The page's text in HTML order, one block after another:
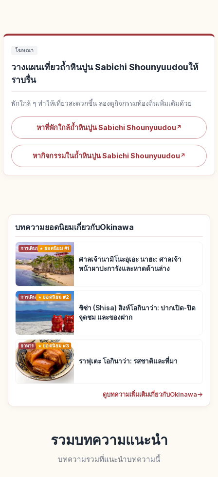
โฆษณา
วางแผนเที่ยวถ้ำหินปูน Sabichi Shounyuudouให้
ราบรื่น
พักใกล้ ๆ ทำให้เที่ยวสะดวกขึ้น ลองดูกิจกรรมท้องถิ่นเพิ่มเติมด้วย
หาที่พักใกล้ถ้ำหินปูน Sabichi Shounyuudou↗
หากิจกรรมในถ้ำหินปูน Sabichi Shounyuudou↗
บทความยอดนิยมเกี่ยวกับOkinawa
การเดินทาง ยอดนิยม #1
ศาลเจ้านามิโนะอุเอะ นาฮะ: ศาลเจ้า
หน้าผาปะการังและหาดด้านล่าง
การเดินทางยอดนิยม #2
ชิซ่า (Shisa) สิงห์โอกินาว่า: ปากเปิด-ปิด
จุดชม และของฝาก
อาหาร ยอดนิยม #3
ราฟุเตะ โอกินาว่า: รสชาติและที่มา
ดูบทความเพิ่มเติมเกี่ยวกับOkinawa→
รวมบทความแนะนำ
บทความรวมที่แนะนำบทความนี้